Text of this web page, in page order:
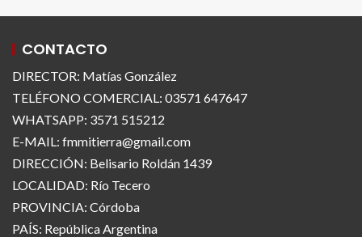
CONTACTO
DIRECTOR: Matías González
TELÉFONO COMERCIAL: 03571 647647
WHATSAPP: 3571 515212
E-MAIL: fmmitierra@gmail.com
DIRECCIÓN: Belisario Roldán 1439
LOCALIDAD: Río Tecero
PROVINCIA: Córdoba
PAÍS: República Argentina